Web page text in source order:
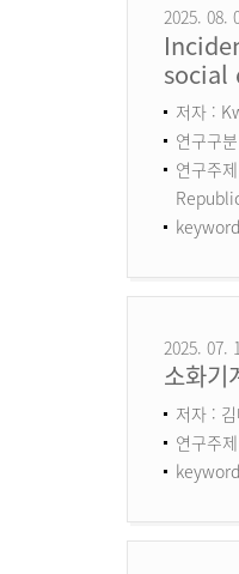
2025. 08.
social
저자 :
연구구
연구주
2025. 07.
소화기
저자 :
연구주